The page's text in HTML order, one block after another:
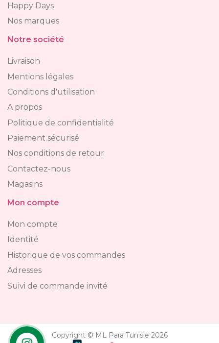
Happy Days
Nos marques
Notre société
Livraison
Mentions légales
Conditions d'utilisation
A propos
Politique de confidentialité
Paiement sécurisé
Nos conditions de retour
Contactez-nous
Magasins
Mon compte
Mon compte
Identité
Historique de vos commandes
Adresses
Suivi de commande invité
Copyright © ML Para Tunisie 2026